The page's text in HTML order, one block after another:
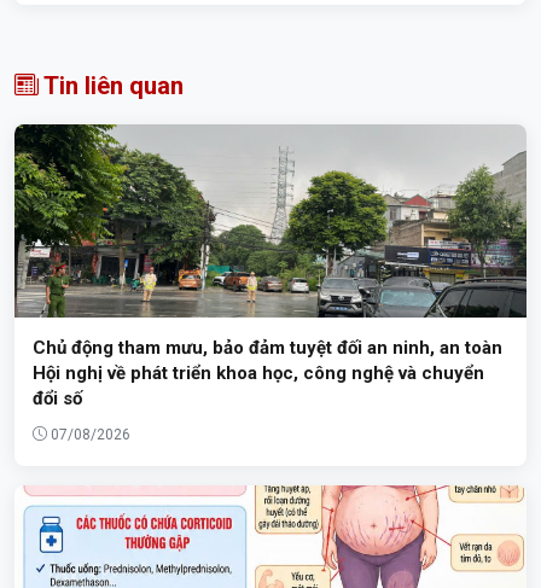
Tin liên quan
Chủ động tham mưu, bảo đảm tuyệt đối an ninh, an toàn
Hội nghị về phát triển khoa học, công nghệ và chuyển
đổi số
07/08/2026